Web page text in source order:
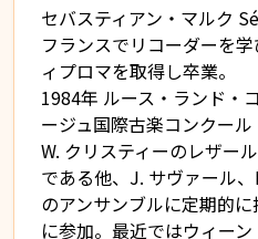
セバスティアン・マルク
フランスでリコーダーを
ィプロマを取得し卒業。
1984年 ルース・ランド・
ージュ国際古楽コンクール
W. クリスティーのレザー
である他、J. サヴァール
のアンサンブルに定期的
に参加。最近ではウィー